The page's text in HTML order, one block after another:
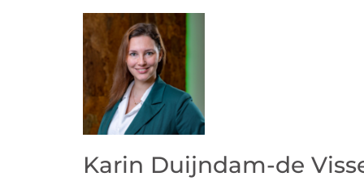
Karin Duijndam-de